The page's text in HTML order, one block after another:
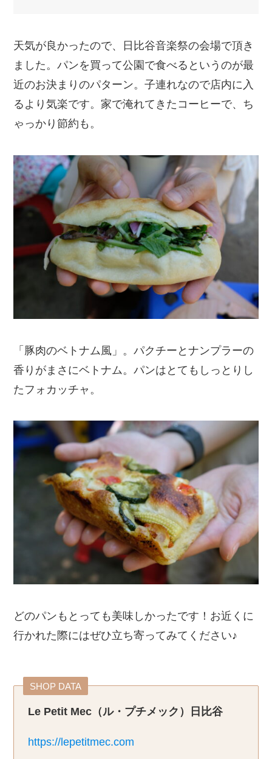
天気が良かったので、日比谷音楽祭の会場で頂き
ました。パンを買って公園で食べるというのが最
近のお決まりのパターン。子連れなので店内に入
るより気楽です。家で淹れてきたコーヒーで、ち
ゃっかり節約も。
「豚肉のベトナム風」。パクチーとナンプラーの
香りがまさにベトナム。パンはとてもしっとりし
たフォカッチャ。
どのパンもとっても美味しかったです！お近くに
行かれた際にはぜひ立ち寄ってみてください♪
SHOP DATA
Le Petit Mec（ル・プチメック）日比谷
https://lepetitmec.com